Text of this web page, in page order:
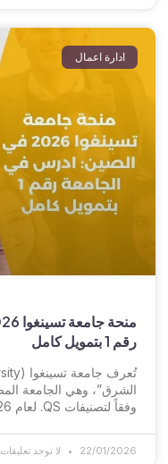
ادارة اعمال
رقم 1 بتمويل كامل
وفقاً لتصنيفات QS. لعام 2026، تفتح الجامعة
22/01/2026 لا توجد تعليقات